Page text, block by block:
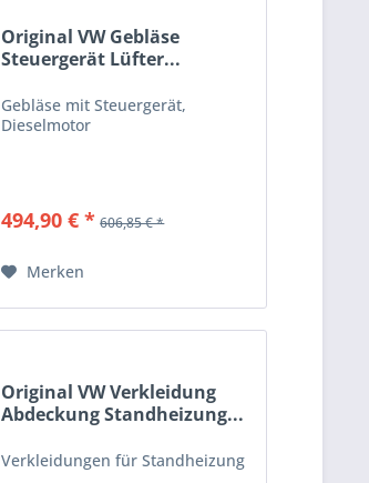
Original VW Gebläse
Steuergerät Lüfter...
Gebläse mit Steuergerät,
Dieselmotor
494,90 € * 606,85 € *
Merken
Original VW Verkleidung
Abdeckung Standheizung...
Verkleidungen für Standheizung